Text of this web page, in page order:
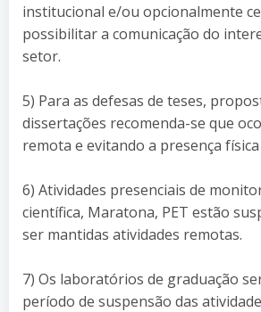
institucional e/ou opcionalmente
possibilitar a comunicação do
setor.
5) Para as defesas de teses,
dissertações recomenda-se que
remota e evitando a presença
6) Atividades presenciais de
científica, Maratona, PET estão
ser mantidas atividades remotas.
7) Os laboratórios de graduação
período de suspensão das